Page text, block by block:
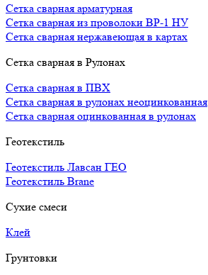
Сетка сварная арматурная
Сетка сварная из проволоки ВР-1 НУ
Сетка сварная нержавеющая в картах
Сетка сварная в Рулонах
Сетка сварная в ПВХ
Сетка сварная в рулонах неоцинкованная
Сетка сварная оцинкованная в рулонах
Геотекстиль
Геотекстиль Лавсан ГЕО
Геотекстиль Brane
Сухие смеси
Клей
Грунтовки